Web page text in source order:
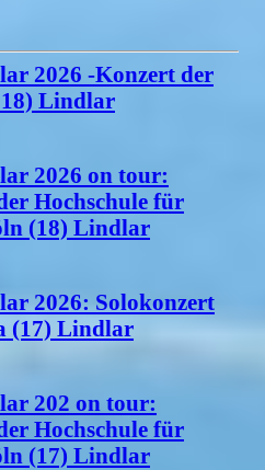
2026 -Konzert der
18) Lindlar
2026 on tour:
Hochschule für
(18) Lindlar
2026: Solokonzert
(17) Lindlar
202 on tour:
Hochschule für
(17) Lindlar